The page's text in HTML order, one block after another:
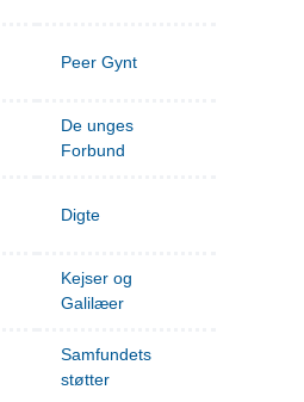
Peer Gynt
De unges
Forbund
Digte
Kejser og
Galilæer
Samfundets
støtter